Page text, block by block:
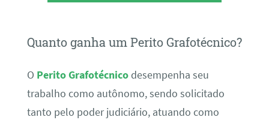
Quanto ganha um Perito Grafotécnico?
O Perito Grafotécnicodesempenha seu
trabalho como autônomo, sendo solicitado
tanto pelo poder judiciário, atuando como